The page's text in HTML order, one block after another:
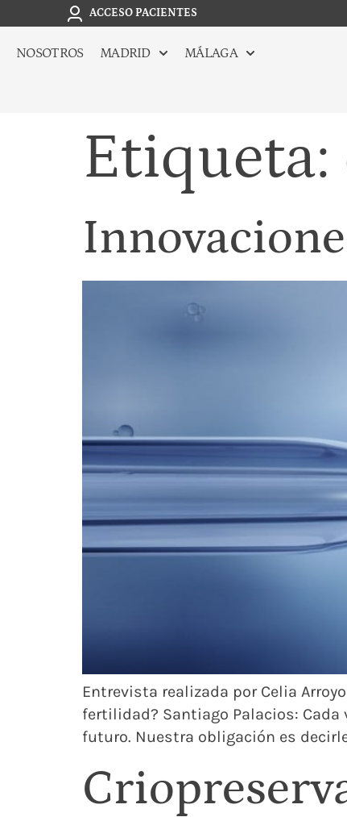
ACCESO PACIENTES
NOSOTROS MADRID MÁLAGA
Etiqueta:
Entrevista realizada por Celia
fertilidad? Santiago Palacios:
futuro. Nuestra obligación es